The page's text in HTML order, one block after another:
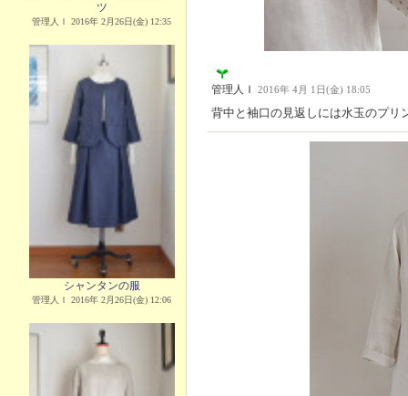
ツ
管理人Ｉ 2016年 2月26日(金) 12:35
シャンタンの服
管理人Ｉ 2016年 2月26日(金) 12:06
管理人Ｉ 2016年 4月 1日(金) 18:05
背中と袖口の見返しには水玉のプリ